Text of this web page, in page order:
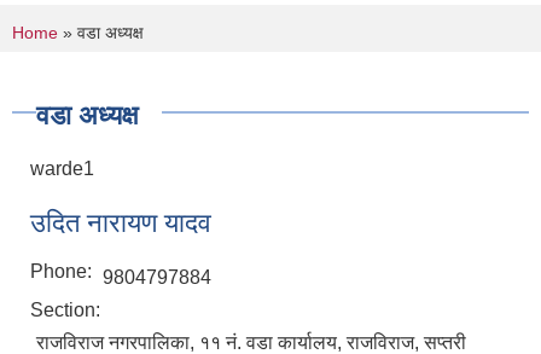
You are here
Home » वडा अध्यक्ष
वडा अध्यक्ष
warde1
उदित नारायण यादव
Phone: 9804797884
Section:
राजविराज नगरपालिका, ११ नं. वडा कार्यालय, राजविराज, सप्तरी